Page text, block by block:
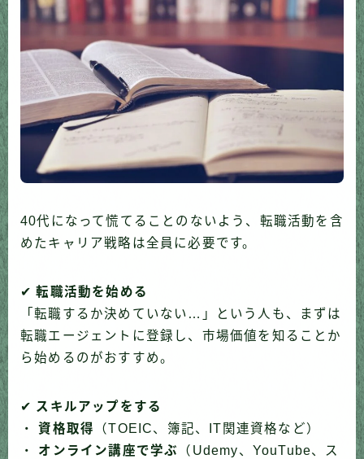
40代になって慌てることのないよう、転職活動を含
めたキャリア戦略は全員に必要です。
✔転職活動を始める
「転職するか決めていない…」という人も、まずは
転職エージェントに登録し、市場価値を知ることか
ら始めるのがおすすめ。
✔ スキルアップをする
・資格取得
（TOEIC、簿記、IT関連資格など）
・ オンライン講座で学ぶ
（Udemy、YouTube、ス